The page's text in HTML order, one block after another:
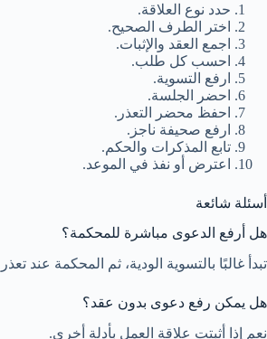
حدد نوع العلاقة.
اختر الطرف الصحيح.
اجمع العقد والإثبات.
احسب كل طلب.
ارفع التسوية.
احضر الجلسة.
احفظ محضر التعذر.
ارفع صحيفة ناجز.
تابع المذكرات والحكم.
اعترض أو نفذ في الموعد.
أسئلة شائعة
هل أرفع الدعوى مباشرة للمحكمة؟
تبدأ غالبًا بالتسوية الودية، ثم المحكمة عند
هل يمكن رفع دعوى بدون عقد؟
نعم إذا أثبتت علاقة العمل بأدلة أخرى.